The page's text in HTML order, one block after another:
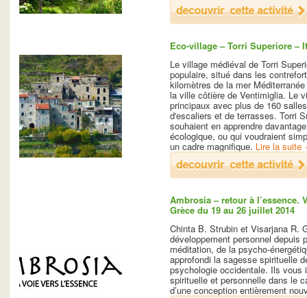
Eco-village – Torri Superiore –
Le village médiéval de Torri
populaire, situé dans les
kilomètres de la mer
la ville côtière de Ventimiglia. Le
principaux avec plus de 160
d'escaliers et de terrasses. Torri
souhaient en apprendre
écologique, ou qui voudraient
un cadre magnifique. Lire la suite
Ambrosia – retour à l’essence.
Grèce du 19 au 26 juillet 2014
Chinta B. Strubin et Visarjana R.
développement personnel depuis
méditation, de la psycho-
approfondi la sagesse spirituelle
psychologie occidentale. Ils vous
spirituelle et personnelle dans le
d’une conception entièrement